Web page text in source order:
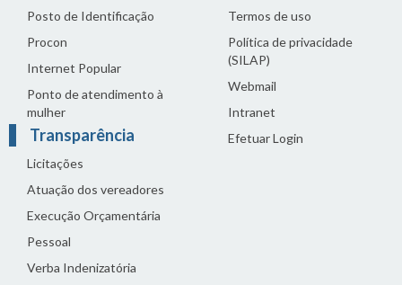
Posto de Identificação
Procon
Internet Popular
Ponto de atendimento à
mulher
Transparência
Licitações
Atuação dos vereadores
Execução Orçamentária
Pessoal
Verba Indenizatória
Termos de uso
Política de privacidade
(SILAP)
Webmail
Intranet
Efetuar Login